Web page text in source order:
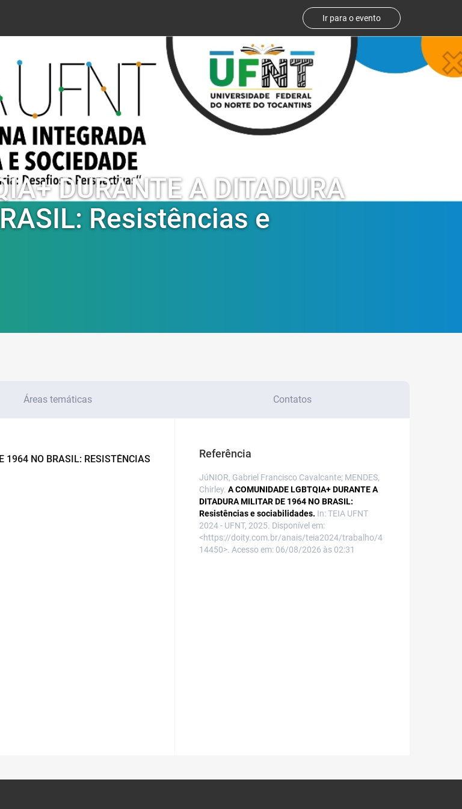
Ir para o evento
DURANTE A DITADURA
Resistências e
Áreas temáticas Contatos
1964 NO BRASIL: RESISTÊNCIAS
Referência
JúNIOR, Gabriel Francisco Cavalcante; MENDES,
Chirley. A COMUNIDADE LGBTQIA+ DURANTE A
DITADURA MILITAR DE 1964 NO BRASIL:
Resistências e sociabilidades. In: TEIA UFNT
2024 - UFNT, 2025. Disponível em:
<https://doity.com.br/anais/teia2024/trabalho/4
14450>. Acesso em: 06/08/2026 às 02:31